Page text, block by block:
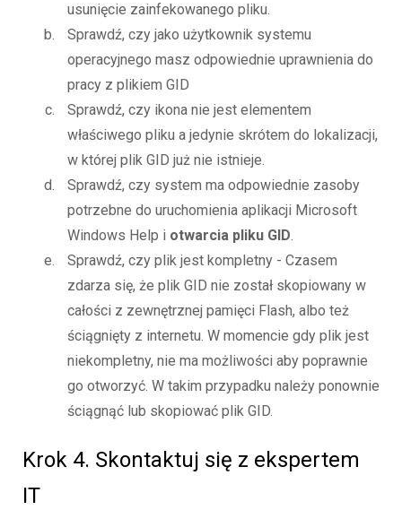
usunięcie zainfekowanego pliku.
Sprawdź, czy jako użytkownik systemu
operacyjnego masz odpowiednie uprawnienia do
pracy z plikiem GID
Sprawdź, czy ikona nie jest elementem
właściwego pliku a jedynie skrótem do lokalizacji,
w której plik GID już nie istnieje.
Sprawdź, czy system ma odpowiednie zasoby
potrzebne do uruchomienia aplikacji Microsoft
Windows Help i otwarcia pliku GID.
Sprawdź, czy plik jest kompletny - Czasem
zdarza się, że plik GID nie został skopiowany w
całości z zewnętrznej pamięci Flash, albo też
ściągnięty z internetu. W momencie gdy plik jest
niekompletny, nie ma możliwości aby poprawnie
go otworzyć. W takim przypadku należy ponownie
ściągnąć lub skopiować plik GID.
Krok 4. Skontaktuj się z ekspertem
IT